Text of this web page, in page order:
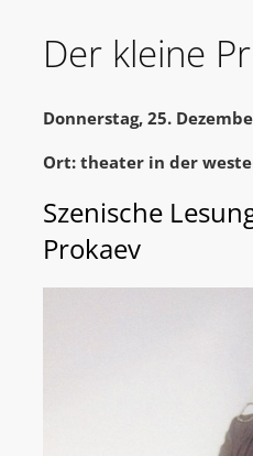
Der kleine
Donnerstag, 25.
Ort: theater in der
Szenische
Prokaev